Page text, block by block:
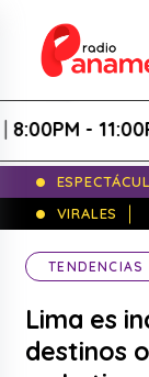
- 11:00PM
VIRALES
TENDENCIAS
Lima es
destinos